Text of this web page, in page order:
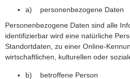
a) personenbezogene Daten
Personenbezogene Daten sind alle
identifizierbar wird eine natürliche
Standortdaten, zu einer Online-
wirtschaftlichen, kulturellen oder
b) betroffene Person